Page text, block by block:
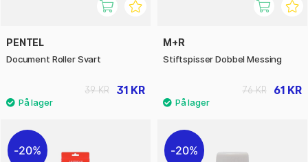
PENTEL
Document Roller Svart
31 KR
39 KR
M+R
Stiftspisser Dobbel Messing
61 KR
76 KR
20% 20%